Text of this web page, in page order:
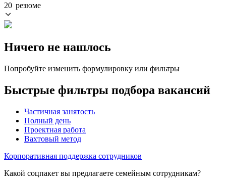
20 резюме
Ничего не нашлось
Попробуйте изменить формулировку или фильтры
Быстрые фильтры подбора вакансий
Частичная занятость
Полный день
Проектная работа
Вахтовый метод
Корпоративная поддержка сотрудников
Какой соцпакет вы предлагаете семейным сотрудникам?